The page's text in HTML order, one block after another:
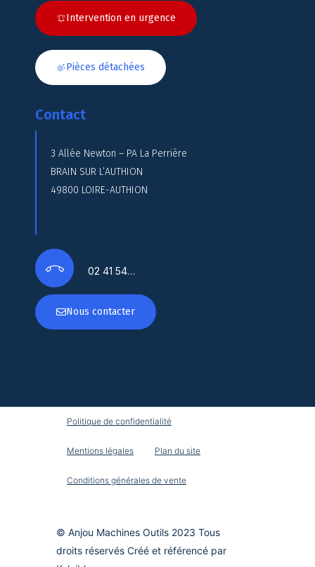
Intervention en urgence
Pièces détachées
Contact
3 Allée Newton – PA La Perrière
BRAIN SUR L’AUTHION
49800 LOIRE-AUTHION
02 41 54…
Nous contacter
Politique de confidentialité
Mentions légales Plan du site
Conditions générales de vente
© Anjou Machines Outils 2023 Tous
droits réservés Créé et référencé par